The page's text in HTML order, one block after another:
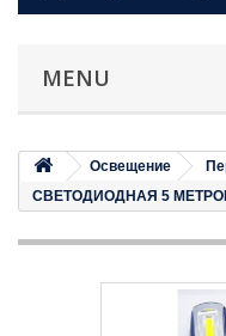
MENU
Освещение
СВЕТОДИОДНАЯ 5